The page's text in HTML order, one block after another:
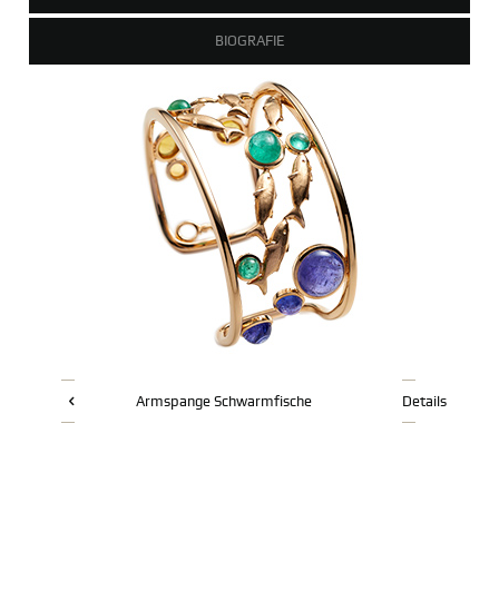
BIOGRAFIE
Armspange Schwarmfische Details